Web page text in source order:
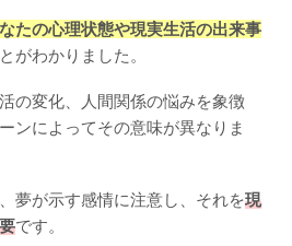
たの心理状態や現実生活の出来事
がわかりました。
の変化、人間関係の悩みを象徴
ンによってその意味が異なりま
夢が示す感情に注意し、それを現
です。